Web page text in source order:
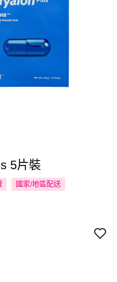
5片裝
國家/地區配送